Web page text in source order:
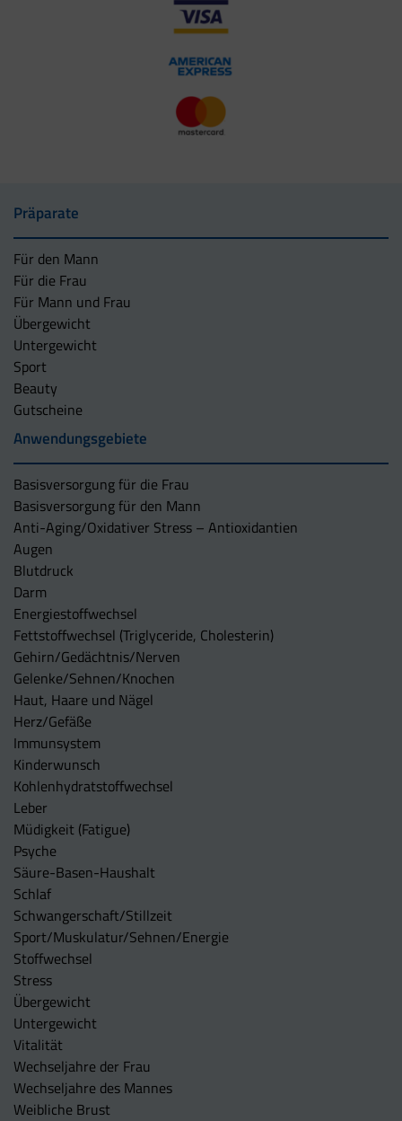
Präparate
Für den Mann
Für die Frau
Für Mann und Frau
Übergewicht
Untergewicht
Sport
Beauty
Gutscheine
Anwendungsgebiete
Basisversorgung für die Frau
Basisversorgung für den Mann
Anti-Aging/Oxidativer Stress – Antioxidantien
Augen
Blutdruck
Darm
Energiestoffwechsel
Fettstoffwechsel (Triglyceride, Cholesterin)
Gehirn/Gedächtnis/Nerven
Gelenke/Sehnen/Knochen
Haut, Haare und Nägel
Herz/Gefäße
Immunsystem
Kinderwunsch
Kohlenhydratstoffwechsel
Leber
Müdigkeit (Fatigue)
Psyche
Säure-Basen-Haushalt
Schlaf
Schwangerschaft/Stillzeit
Sport/Muskulatur/Sehnen/Energie
Stoffwechsel
Stress
Übergewicht
Untergewicht
Vitalität
Wechseljahre der Frau
Wechseljahre des Mannes
Weibliche Brust